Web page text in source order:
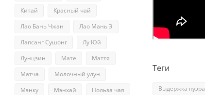
Теги
Выдержка пуэра
Китай
Красный чай
Лао Бань Чжан
Лао Мань Э
Лапсанг Сушонг
Лу Юй
Лунцзин
Мате
Маття
Матча
Молочный улун
Мэнку
Мэнхай
Польза чая